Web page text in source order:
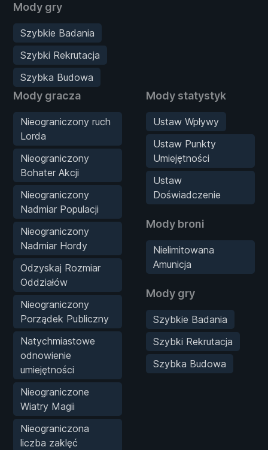
Mody gry
Szybkie Badania
Szybki Rekrutacja
Szybka Budowa
Mody gracza
Nieograniczony ruch
Lorda
Nieograniczony
Bohater Akcji
Nieograniczony
Nadmiar Populacji
Nieograniczony
Nadmiar Hordy
Odzyskaj Rozmiar
Oddziałów
Nieograniczony
Porządek Publiczny
Natychmiastowe
odnowienie
umiejętności
Nieograniczone
Wiatry Magii
Nieograniczona
liczba zaklęć
Mody statystyk
Ustaw Wpływy
Ustaw Punkty
Umiejętności
Ustaw
Doświadczenie
Mody broni
Nielimitowana
Amunicja
Mody gry
Szybkie Badania
Szybki Rekrutacja
Szybka Budowa